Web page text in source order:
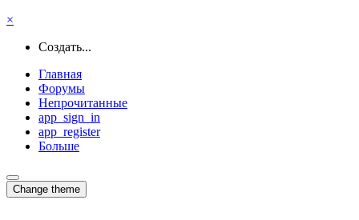
×
Создать...
Главная
Форумы
Непрочитанные
app_sign_in
app_register
Больше
Change theme